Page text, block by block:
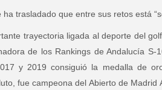
trasladado que entre sus retos está
trayectoria ligada al deporte del
de los Rankings de Andalucía S-
y 2019 consiguió la medalla de
fue campeona del Abierto de Madrid